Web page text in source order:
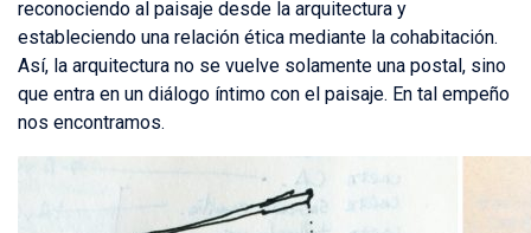
reconociendo al paisaje desde la arquitectura y
estableciendo una relación ética mediante la cohabitación.
Así, la arquitectura no se vuelve solamente una postal, sino
que entra en un diálogo íntimo con el paisaje. En tal empeño
nos encontramos.